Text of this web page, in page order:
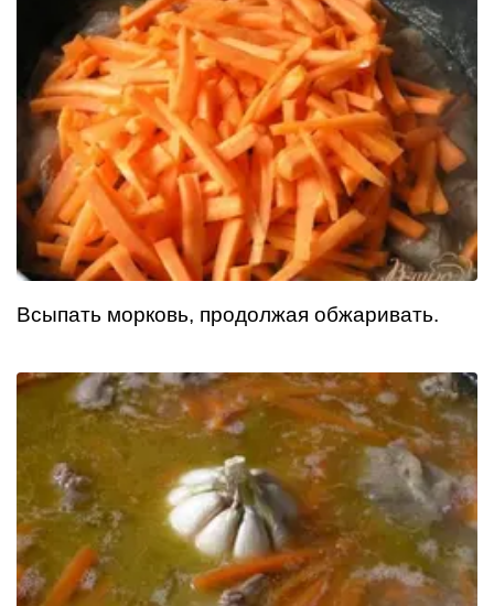
Всыпать морковь, продолжая обжаривать.